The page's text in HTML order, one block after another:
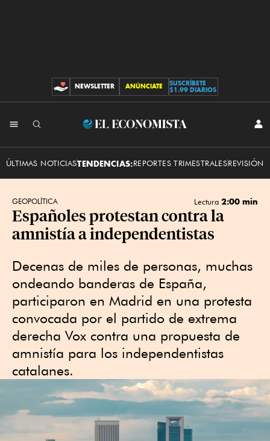
CONTRIBUCIONES
NEWSLETTER ANÚNCIATE
SUSCRÍBETE
$1.99 DIARIOS
El
ÚLTIMAS NOTICIASTENDENCIAS:REPORTES TRIMESTRALESREVISIÓN
GEOPOLÍTICA Lectura 2:00 min
Españoles protestan contra la
amnistía a independentistas
Decenas de miles de personas, muchas
ondeando banderas de España,
participaron en Madrid en una protesta
convocada por el partido de extrema
derecha Vox contra una propuesta de
amnistía para los independentistas
catalanes.